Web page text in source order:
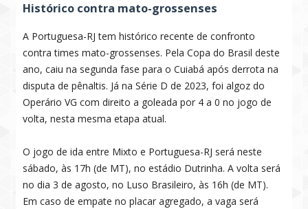
Histórico contra mato-grossenses
A Portuguesa-RJ tem histórico recente de confronto
contra times mato-grossenses. Pela Copa do Brasil deste
ano, caiu na segunda fase para o Cuiabá após derrota na
disputa de pênaltis. Já na Série D de 2023, foi algoz do
Operário VG com direito a goleada por 4 a 0 no jogo de
volta, nesta mesma etapa atual.
O jogo de ida entre Mixto e Portuguesa-RJ será neste
sábado, às 17h (de MT), no estádio Dutrinha. A volta será
no dia 3 de agosto, no Luso Brasileiro, às 16h (de MT).
Em caso de empate no placar agregado, a vaga será